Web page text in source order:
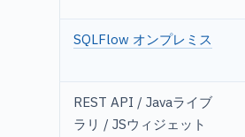
SQLFlow オンプレミス
REST API / Javaライブ
ラリ / JSウィジェット